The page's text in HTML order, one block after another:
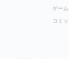
ゲーム
コミッ